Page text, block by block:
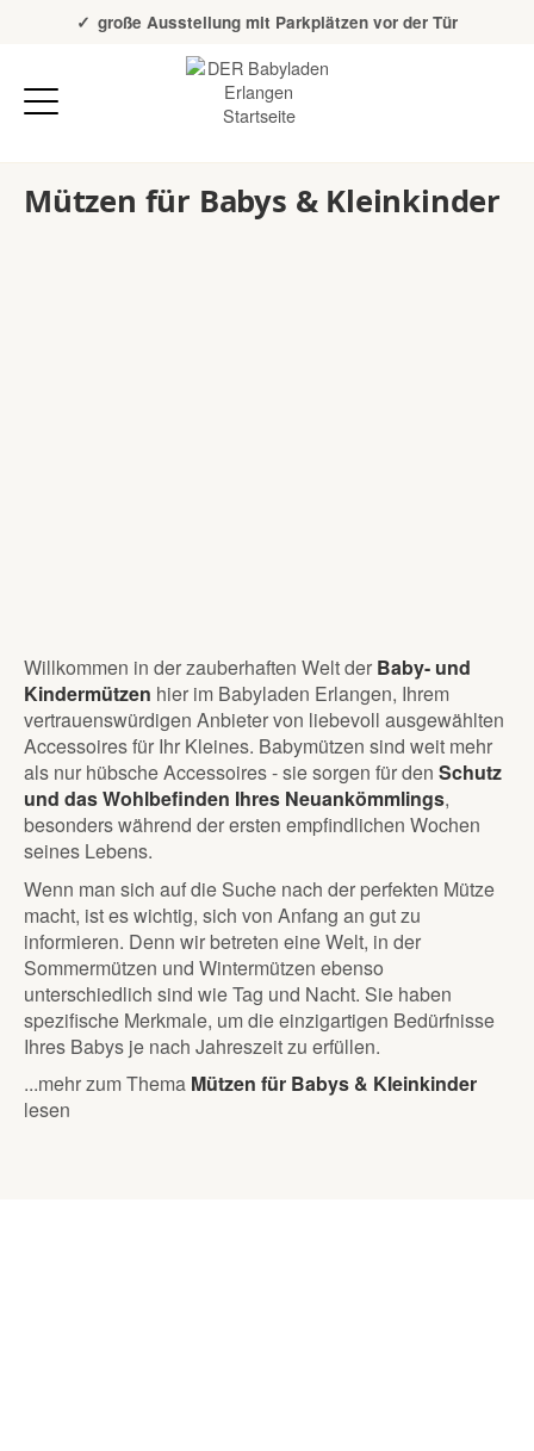
Über 20 Jahre Erfahrung
große Ausstellung mit Parkplätzen vor der Tür
Mützen für Babys & Kleinkinder
Willkommen in der zauberhaften Welt der Baby- und
Kindermützen hier im Babyladen Erlangen, Ihrem
vertrauenswürdigen Anbieter von liebevoll ausgewählten
Accessoires für Ihr Kleines. Babymützen sind weit mehr
als nur hübsche Accessoires - sie sorgen für den Schutz
und das Wohlbefinden Ihres Neuankömmlings,
besonders während der ersten empfindlichen Wochen
seines Lebens.
Wenn man sich auf die Suche nach der perfekten Mütze
macht, ist es wichtig, sich von Anfang an gut zu
informieren. Denn wir betreten eine Welt, in der
Sommermützen und Wintermützen ebenso
unterschiedlich sind wie Tag und Nacht. Sie haben
spezifische Merkmale, um die einzigartigen Bedürfnisse
Ihres Babys je nach Jahreszeit zu erfüllen.
...mehr zum Thema Mützen für Babys & Kleinkinder
lesen